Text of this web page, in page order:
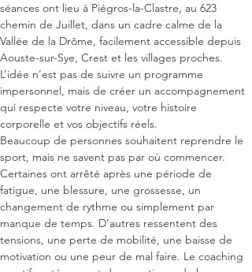
séances ont lieu à Piégros-la-Clastre, au 623
chemin de Juillet, dans un cadre calme de la
Vallée de la Drôme, facilement accessible depuis
Aouste-sur-Sye, Crest et les villages proches.
L’idée n’est pas de suivre un programme
impersonnel, mais de créer un accompagnement
qui respecte votre niveau, votre histoire
corporelle et vos objectifs réels.
Beaucoup de personnes souhaitent reprendre le
sport, mais ne savent pas par où commencer.
Certaines ont arrêté après une période de
fatigue, une blessure, une grossesse, un
changement de rythme ou simplement par
manque de temps. D’autres ressentent des
tensions, une perte de mobilité, une baisse de
motivation ou une peur de mal faire. Le coaching